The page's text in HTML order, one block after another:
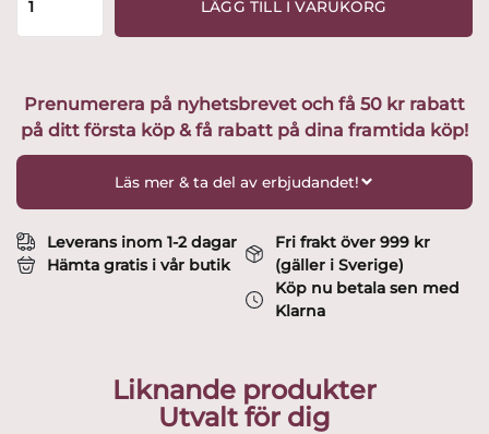
Museum
JURA
katten
mängd
LÄGG TILL I VARUKORG
Prenumerera på nyhetsbrevet och få 50 kr rabatt
på ditt första köp & få rabatt på dina framtida köp!
Läs mer & ta del av erbjudandet!
Leverans inom 1-2 dagar
Hämta gratis i vår butik
Fri frakt över 999 kr
(gäller i Sverige)
Köp nu betala sen med
Klarna
Liknande produkter
Utvalt för dig